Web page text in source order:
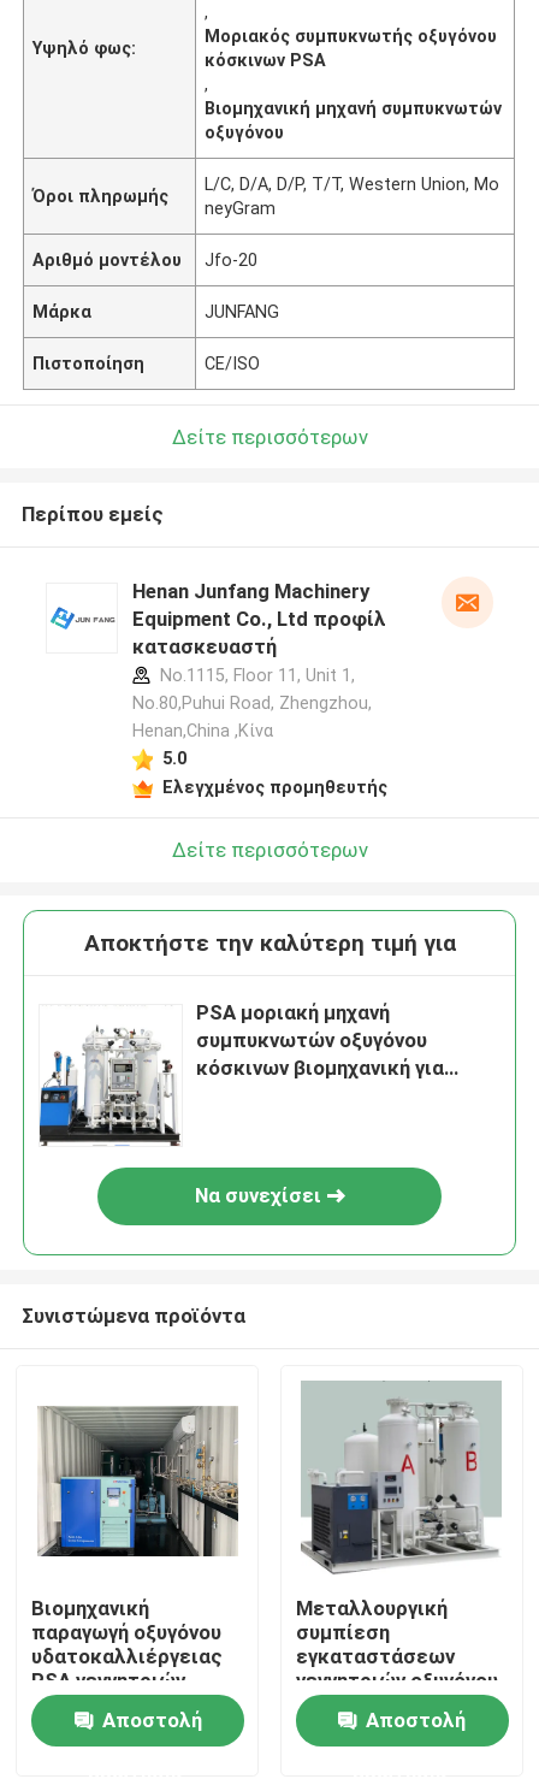
Αρχική Σελίδα
Προϊόντα
Υψηλό φως:
,
Μοριακός συμπυκνωτής οξυγόνου
κόσκινων PSA
,
Βιομηχανική μηχανή συμπυκνωτών
οξυγόνου
Όροι πληρωμής
L/C, D/A, D/P, T/T, Western Union, Mo
neyGram
Αριθμό μοντέλου Jfo-20
Μάρκα JUNFANG
Πιστοποίηση CE/ISO
Δείτε περισσότερων
Περίπου εμείς
Henan Junfang Machinery
Equipment Co., Ltd προφίλ
κατασκευαστή
No.1115, Floor 11, Unit 1,
No.80,Puhui Road, Zhengzhou,
Henan,China ,Κίνα
5.0
Ελεγχμένος προμηθευτής
Δείτε περισσότερων
Αποκτήστε την καλύτερη τιμή για
PSA μοριακή μηχανή
συμπυκνωτών οξυγόνου
κόσκινων βιομηχανική για
Να συνεχίσει
Συνιστώμενα προϊόντα
Βιομηχανική
παραγωγή οξυγόνου
υδατοκαλλιέργειας
PSA γεννητριών
οξυγόνου συμπίεσης
Αποστολή
Μεταλλουργική
συμπίεση
εγκαταστάσεων
γεννητριών οξυγόνου
60m3/H βιομηχανική
Αποστολή